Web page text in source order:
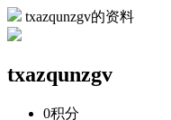
txazqunzgv的资料
txazqunzgv
0积分